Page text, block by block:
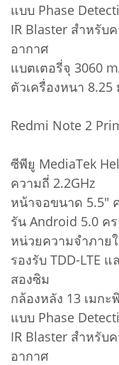
แบบ Phase
IR Blaster สำหรับ
อากาศ
แบตเตอรี่จุ 3060
ตัวเครื่องหนา
Redmi Note 2
ซีพียู MediaTek
ความถี่ 2.2GHz
หน้าจอขนาด 5.5"
รัน Android 5.0 ค
หน่วยความจำภาย
รองรับ TDD-LTE แ
สองซิม
กล้องหลัง 13 เมก
แบบ Phase
IR Blaster สำหรับ
อากาศ